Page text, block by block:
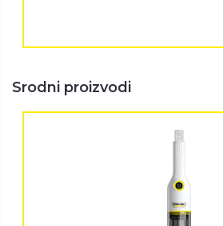
Srodni proizvodi